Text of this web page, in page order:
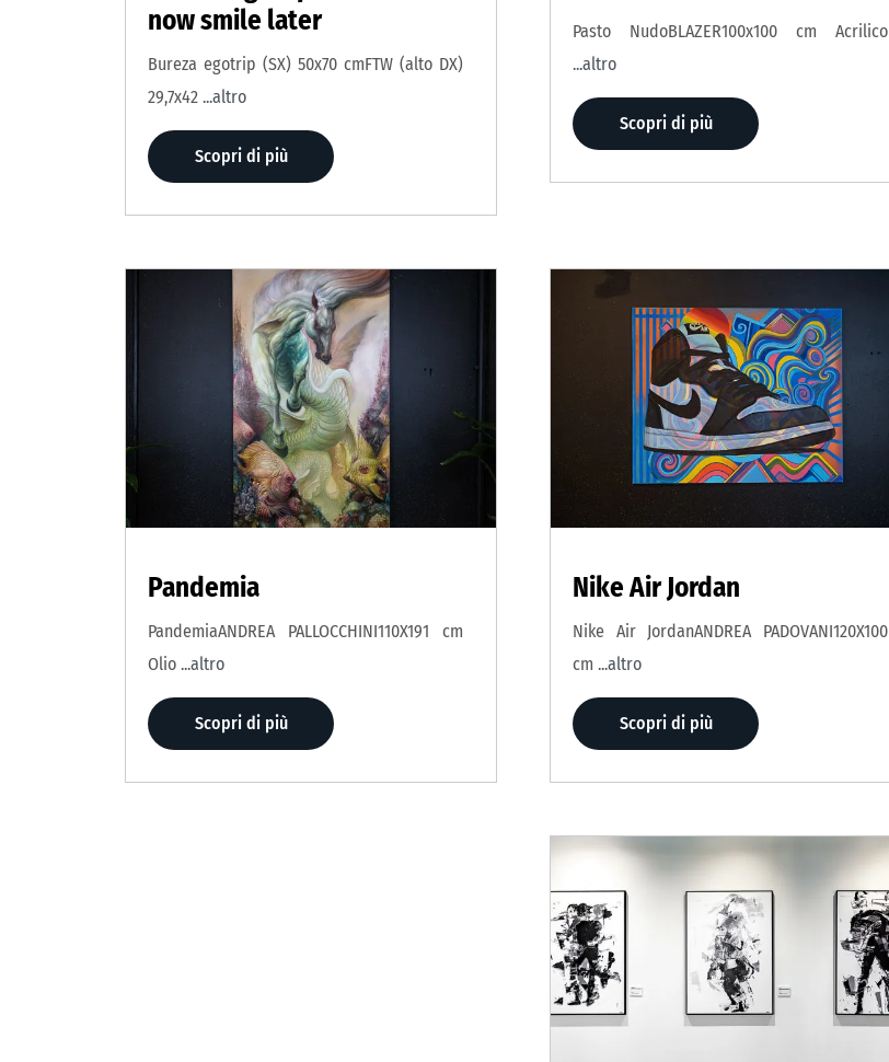
now smile later
Bureza egotrip (SX) 50x70 cmFTW (alto DX)
29,7x42 ...altro
Pasto NudoBLAZER100x100 cm Acrilico
...altro
Pandemia
PandemiaANDREA PALLOCCHINI110X191 cm
Olio ...altro
Nike Air Jordan
Nike Air JordanANDREA PADOVANI120X100
cm ...altro